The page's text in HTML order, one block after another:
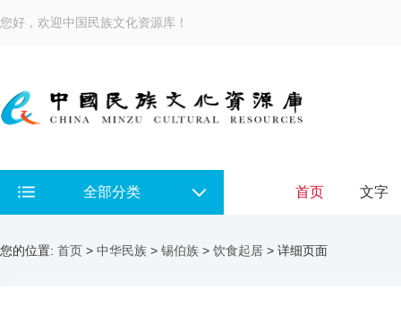
您好，欢迎中国民族文化资源库！
全部分类 首页 文字
您的位置: 首页 > 中华民族 > 锡伯族 > 饮食起居 > 详细页面